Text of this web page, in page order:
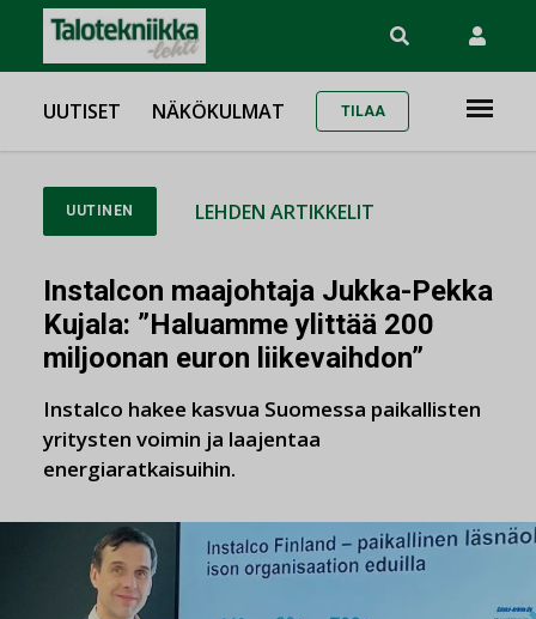
UUTISET NÄKÖKULMAT TILAA
UUTINEN LEHDEN ARTIKKELIT
Instalcon maajohtaja Jukka-Pekka
Kujala: ”Haluamme ylittää 200
miljoonan euron liikevaihdon”
Instalco hakee kasvua Suomessa paikallisten
yritysten voimin ja laajentaa
energiaratkaisuihin.